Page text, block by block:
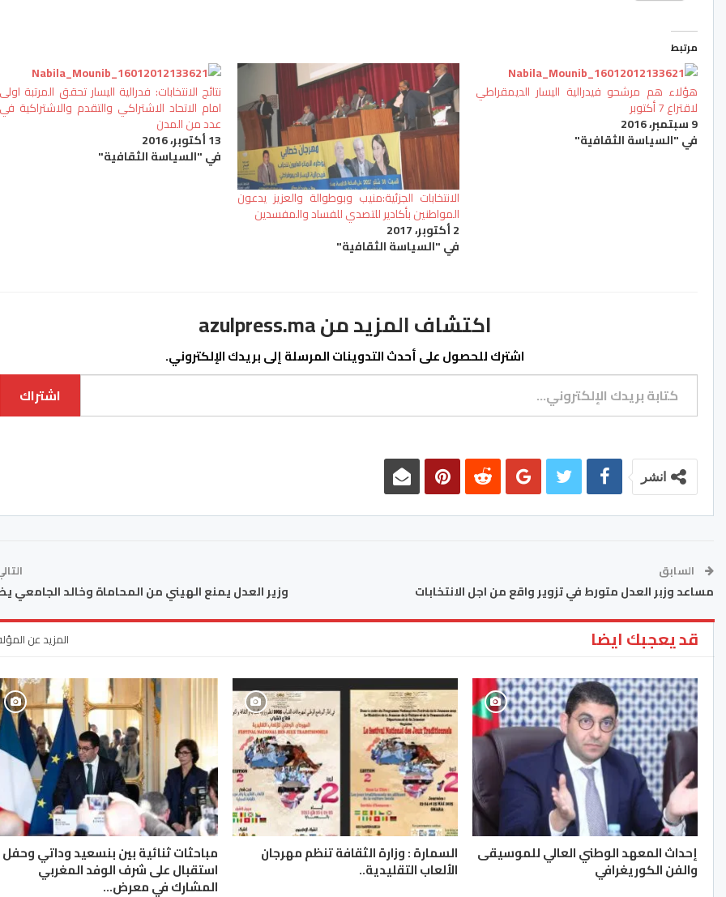
مرتبط
هؤلاء هم مرشحو فيدرالية اليسار الديمقراطي
لاقتراع 7 أكتوبر
9 سبتمبر، 2016
في "السياسة الثقافية"
الانتخابات الجزئية:منيب وبوطوالة والعزيز يدعون
المواطنين بأكادير للتصدي للفساد والمفسدين
2 أكتوبر، 2017
في "السياسة الثقافية"
نتائج الانتخابات: فدرالية اليسار تحقق المرتبة اولى
امام الاتحاد الاشتراكي والتقدم والاشتراكية في
عدد من المدن
13 أكتوبر، 2016
في "السياسة الثقافية"
اكتشاف المزيد من azulpress.ma
اشترك للحصول على أحدث التدوينات المرسلة إلى بريدك الإلكتروني.
كتابة بريدك الإلكتروني...
اشتراك
انشر
السابق
مساعد وزبر العدل متورط في تزوير واقع من اجل الانتخابات وزير العدل يمنع الهيني من المحاماة وخالد الجامعي
قد يعجبك ايضا المزيد عن
إحداث المعهد الوطني العالي للموسيقى
والفن الكوريغرافي
السمارة : وزارة الثقافة تنظم مهرجان
الألعاب التقليدية..
مباحثات ثنائية بين بنسعيد وداتي وحفل
استقبال على شرف الوفد المغربي
المشارك في معرض…